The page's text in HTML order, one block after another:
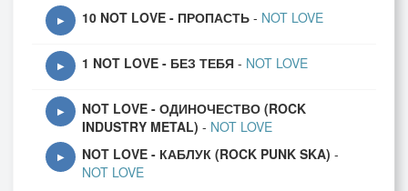
▶ 10 NOT LOVE - ПРОПАСТЬ - NOT LOVE
▶ 1 NOT LOVE - БЕЗ ТЕБЯ - NOT LOVE
▶
NOT LOVE - ОДИНОЧЕСТВО (ROCK
INDUSTRY METAL) - NOT LOVE
▶ NOT LOVE - КАБЛУК (ROCK PUNK SKA) -
NOT LOVE